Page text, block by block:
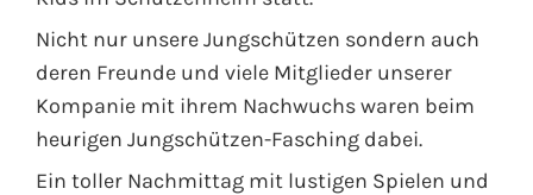
Nicht nur unsere Jungschützen sondern auch
deren Freunde und viele Mitglieder unserer
Kompanie mit ihrem Nachwuchs waren beim
heurigen Jungschützen-Fasching dabei.
Ein toller Nachmittag mit lustigen Spielen und